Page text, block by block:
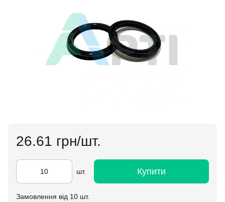
26.61 грн/шт.
шт. Купити
Замовлення від 10 шт.